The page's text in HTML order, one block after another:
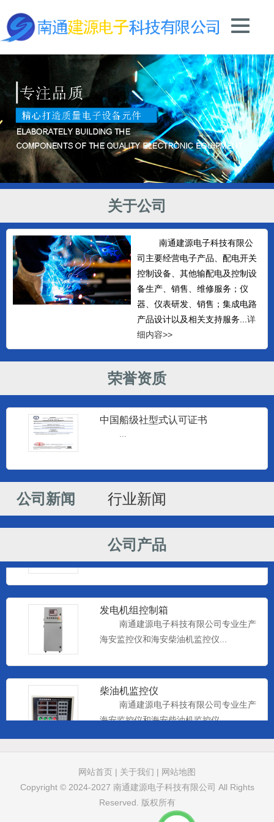
关于公司
南通建源电子科技有限公
司主要经营电子产品、配电开关
控制设备、其他输配电及控制设
备生产、销售、维修服务；仪
器、仪表研发、销售；集成电路
产品设计以及相关支持服务...详
细内容>>
荣誉资质
中国船级社型式认可证书
...
公司新闻 行业新闻
公司产品
监控仪器
南通建源电子科技有限公司专业生产
海安监控仪和海安柴油机监控仪...
发电机组控制箱
南通建源电子科技有限公司专业生产
海安监控仪和海安柴油机监控仪...
柴油机监控仪
南通建源电子科技有限公司专业生产
海安监控仪和海安柴油机监控仪...
远控仪表
南通建源电子科技有限公司专业生产
海安监控仪和海安柴油机监控仪...
网站首页 | 关于我们 | 网站地图
Copyright © 2024-2027 南通建源电子科技有限公司 All Rights
Reserved. 版权所有